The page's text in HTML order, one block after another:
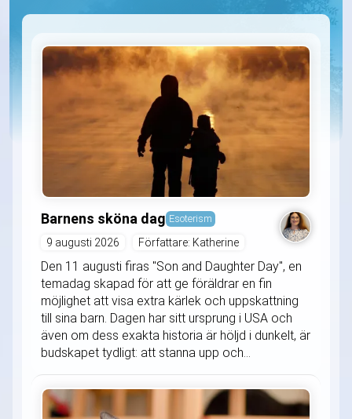
Barnens sköna dag Esoterism
9 augusti 2026 Författare: Katherine
Den 11 augusti firas "Son and Daughter Day", en
temadag skapad för att ge föräldrar en fin
möjlighet att visa extra kärlek och uppskattning
till sina barn. Dagen har sitt ursprung i USA och
även om dess exakta historia är höljd i dunkelt, är
budskapet tydligt: att stanna upp och...